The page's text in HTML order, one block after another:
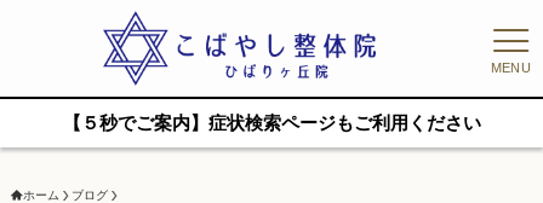
MENU
【５秒でご案内】症状検索ページもご利用ください
ホーム ブログ